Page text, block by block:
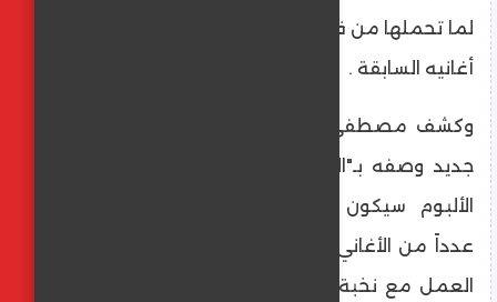
لما تحملها من فكرة جديدة كما تعود حجاج في
أغانيه السابقة .
وكشف مصطفى حجاج أنه يحضر حالياً لألبوم
جديد وصفه بـ"المفاجأة" لجمهوره، موضحاً أن
الألبوم سيكون من إنتاجه الشخصي، ويضم
عدداً من الأغاني المتنوعة، ويتعاون حجاج في
العمل مع نخبة من أبرز صناع الموسيقى في